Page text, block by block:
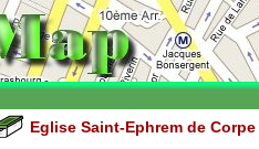
Eglise Saint-Ephrem de Corpe